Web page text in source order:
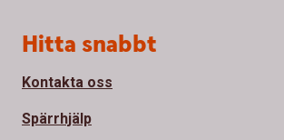
Sidfot
Hitta snabbt
Kontakta oss
Spärrhjälp